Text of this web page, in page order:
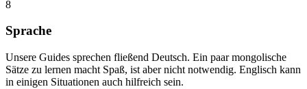
8
Sprache
Unsere Guides sprechen fließend Deutsch. Ein paar mongolische
Sätze zu lernen macht Spaß, ist aber nicht notwendig. Englisch kann
in einigen Situationen auch hilfreich sein.